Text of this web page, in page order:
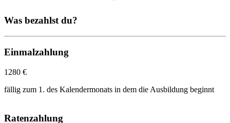
Was bezahlst du?
Einmalzahlung
1280 €
fällig zum 1. des Kalendermonats in dem die Ausbildung beginnt
Ratenzahlung